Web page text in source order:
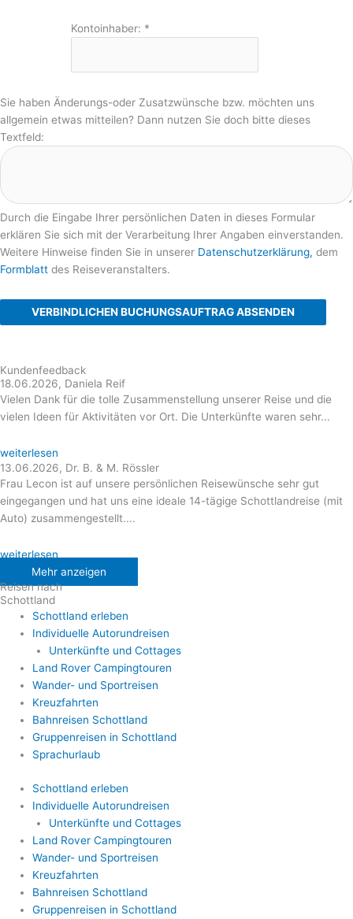
Kontoinhaber: *
Sie haben Änderungs-oder Zusatzwünsche bzw. möchten uns
allgemein etwas mitteilen? Dann nutzen Sie doch bitte dieses
Textfeld:
Durch die Eingabe Ihrer persönlichen Daten in dieses Formular
erklären Sie sich mit der Verarbeitung Ihrer Angaben einverstanden.
Weitere Hinweise finden Sie in unserer Datenschutzerklärung, dem
Formblatt des Reiseveranstalters.
VERBINDLICHEN BUCHUNGSAUFTRAG ABSENDEN
Kundenfeedback
18.06.2026, Daniela Reif
Vielen Dank für die tolle Zusammenstellung unserer Reise und die
vielen Ideen für Aktivitäten vor Ort. Die Unterkünfte waren sehr...
weiterlesen
13.06.2026, Dr. B. & M. Rössler
Frau Lecon ist auf unsere persönlichen Reisewünsche sehr gut
eingegangen und hat uns eine ideale 14-tägige Schottlandreise (mit
Auto) zusammengestellt....
weiterlesen
Mehr anzeigen
Reisen nach
Schottland
Schottland erleben
Individuelle Autorundreisen
Unterkünfte und Cottages
Land Rover Campingtouren
Wander- und Sportreisen
Kreuzfahrten
Bahnreisen Schottland
Gruppenreisen in Schottland
Sprachurlaub
Schottland erleben
Individuelle Autorundreisen
Unterkünfte und Cottages
Land Rover Campingtouren
Wander- und Sportreisen
Kreuzfahrten
Bahnreisen Schottland
Gruppenreisen in Schottland